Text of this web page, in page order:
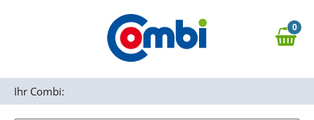
Zur Navigation springen
0,00 €
0
Ihr Combi: